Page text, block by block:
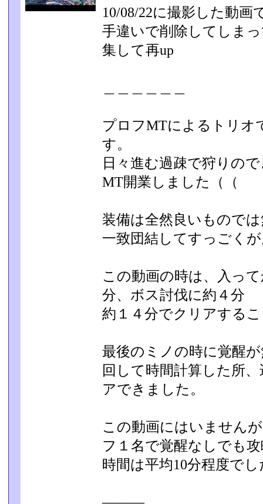
10/08/22に撮影した動画
手違いで削除してしま
集して再up
プロフMTによるトリオ
す。
日々進む過疎で狩りの
MT開業しました（（
装備は全然良いもので
一致団結してすっごく
この動画の時は、入っ
分、ボス討伐に約４分
約１４分でクリアする
最後のミノの時に覚醒
回して時間計算した所
アできました。
この動画にはいません
フ１名で覚醒なしでも
時間は平均10分程度でし